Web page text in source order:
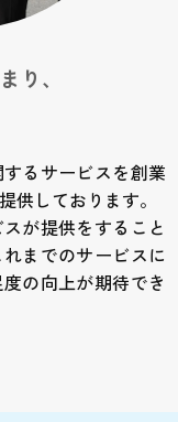
り、
るサービスを創業
供しております。
が提供をすること
までのサービスに
の向上が期待でき